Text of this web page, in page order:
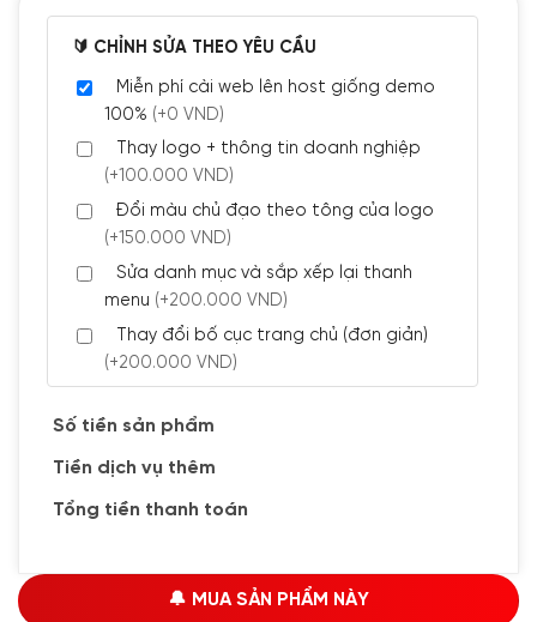
🔰 CHỈNH SỬA THEO YÊU CẦU
Miễn phí cài web lên host giống demo
100% (+0 VND)
Thay logo + thông tin doanh nghiệp
(+100.000 VND)
Đổi màu chủ đạo theo tông của logo
(+150.000 VND)
Sửa danh mục và sắp xếp lại thanh
menu (+200.000 VND)
Thay đổi bố cục trang chủ (đơn giản)
(+200.000 VND)
(+300.000 VND)
🔰 CÀI ĐẶT PLUGINS
Cài đặt plugin theo yêu cầu
Cài plugin xử lý thanh toán tự động qua
ngân hàng vietcombank, techcombank,
Số tiền sản phẩm
Tiền dịch vụ thêm
Tổng tiền thanh toán
🔔 MUA SẢN PHẨM NÀY